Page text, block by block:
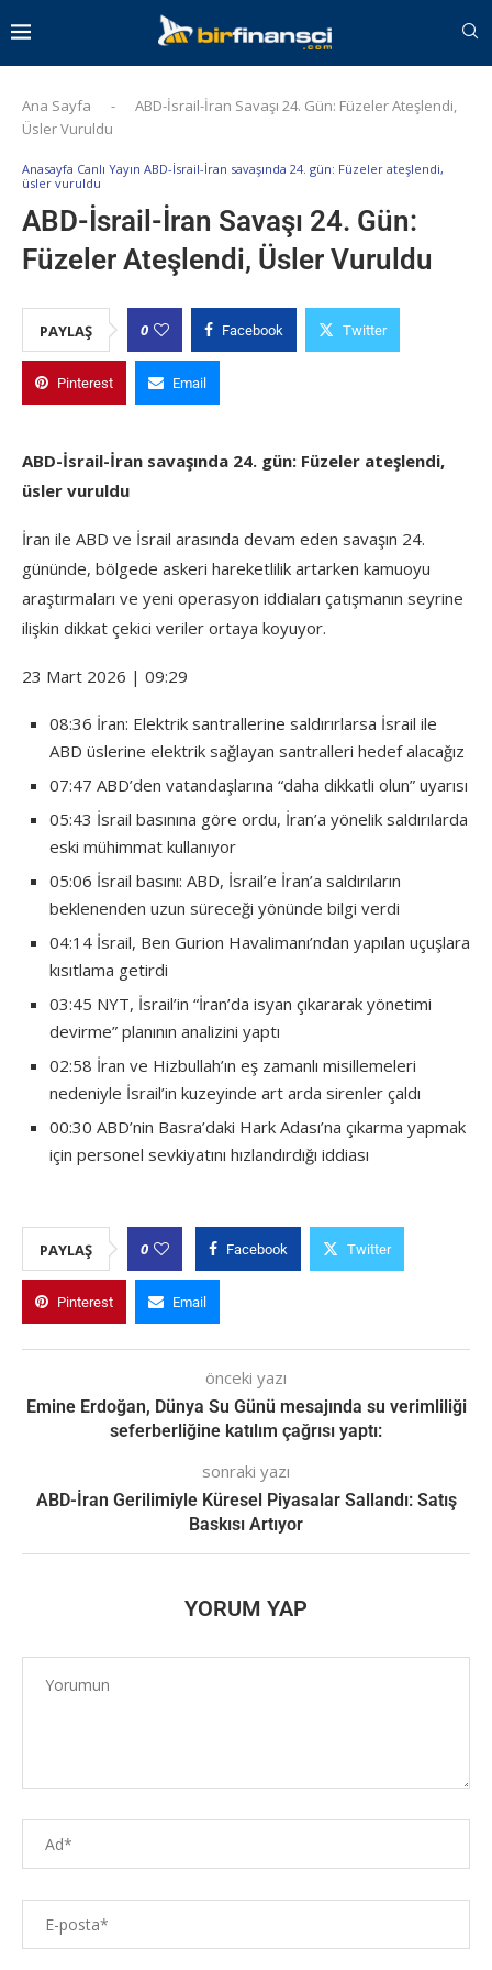
Ana Sayfa -
ABD-İsrail-İran Savaşı 24. Gün: Füzeler Ateşlendi,
Üsler Vuruldu
Anasayfa Canlı Yayın ABD-İsrail-İran savaşında 24. gün: Füzeler ateşlendi,
üsler vuruldu
ABD-İsrail-İran Savaşı 24. Gün:
Füzeler Ateşlendi, Üsler Vuruldu
PAYLAŞ 0 Facebook Twitter
Pinterest Email
ABD-İsrail-İran savaşında 24. gün: Füzeler ateşlendi,
üsler vuruldu
İran ile ABD ve İsrail arasında devam eden savaşın 24.
gününde, bölgede askeri hareketlilik artarken kamuoyu
araştırmaları ve yeni operasyon iddiaları çatışmanın seyrine
ilişkin dikkat çekici veriler ortaya koyuyor.
23 Mart 2026 | 09:29
08:36 İran: Elektrik santrallerine saldırırlarsa İsrail ile
ABD üslerine elektrik sağlayan santralleri hedef alacağız
07:47 ABD’den vatandaşlarına “daha dikkatli olun” uyarısı
05:43 İsrail basınına göre ordu, İran’a yönelik saldırılarda
eski mühimmat kullanıyor
05:06 İsrail basını: ABD, İsrail’e İran’a saldırıların
beklenenden uzun süreceği yönünde bilgi verdi
04:14 İsrail, Ben Gurion Havalimanı’ndan yapılan uçuşlara
kısıtlama getirdi
03:45 NYT, İsrail’in “İran’da isyan çıkararak yönetimi
devirme” planının analizini yaptı
02:58 İran ve Hizbullah’ın eş zamanlı misillemeleri
nedeniyle İsrail’in kuzeyinde art arda sirenler çaldı
00:30 ABD’nin Basra’daki Hark Adası’na çıkarma yapmak
için personel sevkiyatını hızlandırdığı iddiası
PAYLAŞ 0 Facebook Twitter
Pinterest Email
önceki yazı
Emine Erdoğan, Dünya Su Günü mesajında su verimliliği
seferberliğine katılım çağrısı yaptı:
sonraki yazı
ABD-İran Gerilimiyle Küresel Piyasalar Sallandı: Satış
Baskısı Artıyor
YORUM YAP